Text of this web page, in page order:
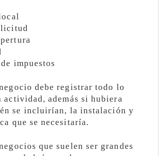
impuestos
debe registrar todo lo
actividad, además si hubiera
se incluirían, la instalación y
que se necesitaría.
que suelen ser grandes